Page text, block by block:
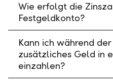
Wie erfolgt die
Festgeldkonto?
Kann ich während
zusätzliches Geld in
einzahlen?